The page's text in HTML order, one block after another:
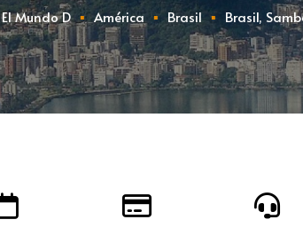
El Mundo D América Brasil Brasil,